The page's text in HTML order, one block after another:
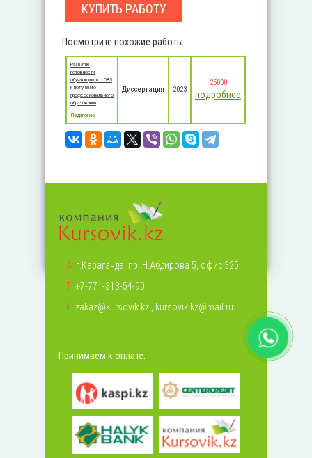
КУПИТЬ РАБОТУ
Посмотрите похожие работы:
Развитие
готовности
обучающихся с ОВЗ
к получению
профессионального
образования
Педагогика
Диссертация 2023
25000
подробнее
А: г.Караганда, пр. Н.Абдирова 5, офис 325
Т: +7-771-313-54-90
Е: zakaz@kursovik.kz , kursovik.kz@mail.ru
Принимаем к оплате: